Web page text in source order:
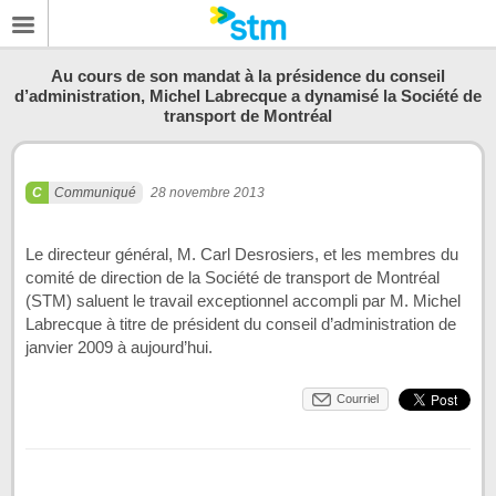
Au cours de son mandat à la présidence du conseil
d’administration, Michel Labrecque a dynamisé la Société de
transport de Montréal
Communiqué 28 novembre 2013
Le directeur général, M. Carl Desrosiers, et les membres du
comité de direction de la Société de transport de Montréal
(STM) saluent le travail exceptionnel accompli par M. Michel
Labrecque à titre de président du conseil d’administration de
janvier 2009 à aujourd’hui.
Courriel